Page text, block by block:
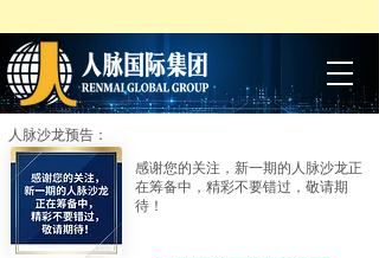
人脉沙龙预告：
感谢您的关注，新一期的人脉沙龙正
在筹备中，精彩不要错过，敬请期
待！